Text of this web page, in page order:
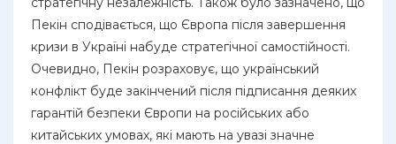
Пекін сподівається, що Європа після завершення
кризи в Україні набуде стратегічної самостійності.
Очевидно, Пекін розраховує, що український
конфлікт буде закінчений після підписання деяких
гарантій безпеки Європи на російських або
китайських умовах, які мають на увазі значне